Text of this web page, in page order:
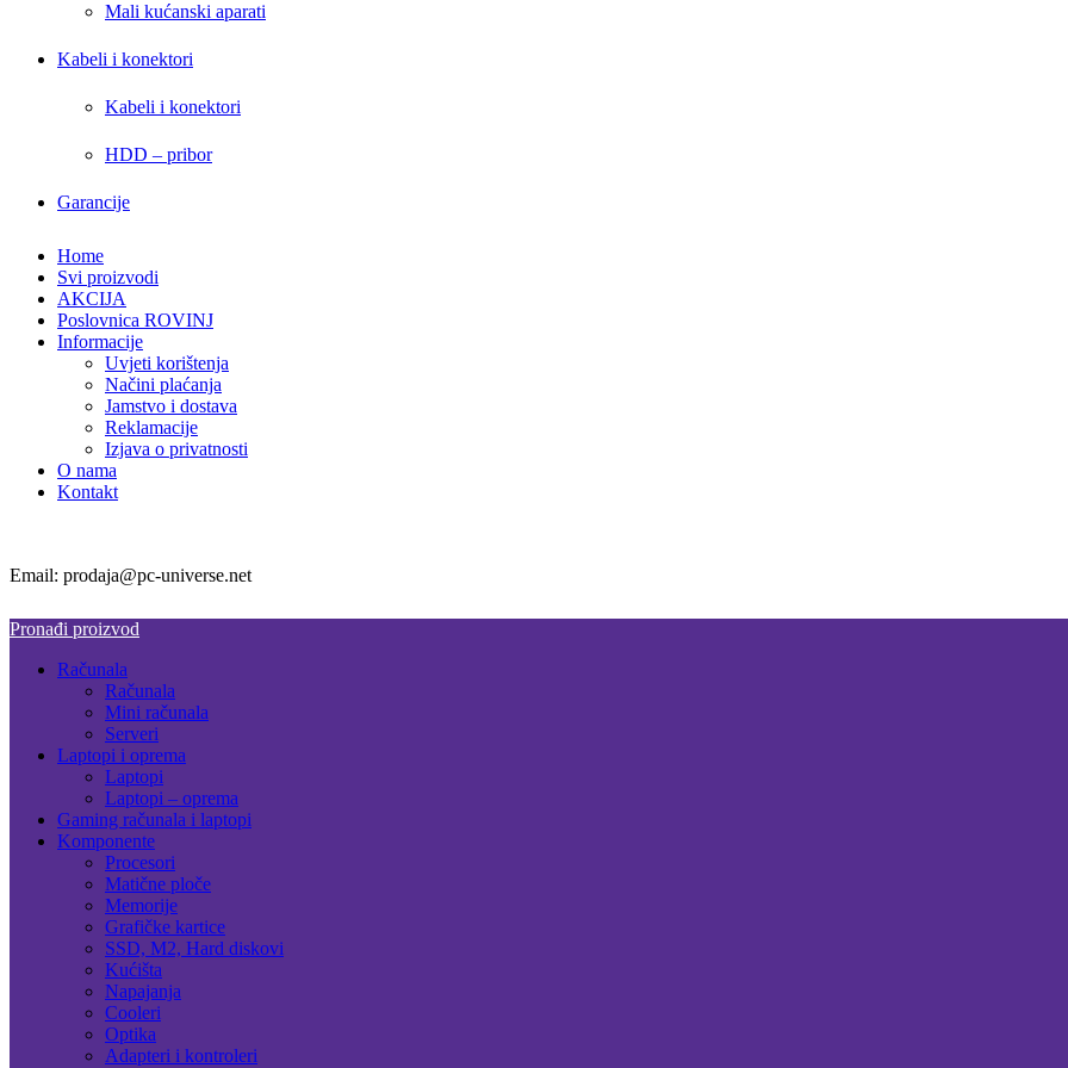
Mali kućanski aparati
Kabeli i konektori
Kabeli i konektori
HDD – pribor
Garancije
Home
Svi proizvodi
AKCIJA
Poslovnica ROVINJ
Informacije
Uvjeti korištenja
Načini plaćanja
Jamstvo i dostava
Reklamacije
Izjava o privatnosti
O nama
Kontakt
Email: prodaja@pc-universe.net
Pronađi proizvod
Računala
Računala
Mini računala
Serveri
Laptopi i oprema
Laptopi
Laptopi – oprema
Gaming računala i laptopi
Komponente
Procesori
Matične ploče
Memorije
Grafičke kartice
SSD, M2, Hard diskovi
Kućišta
Napajanja
Cooleri
Optika
Adapteri i kontroleri